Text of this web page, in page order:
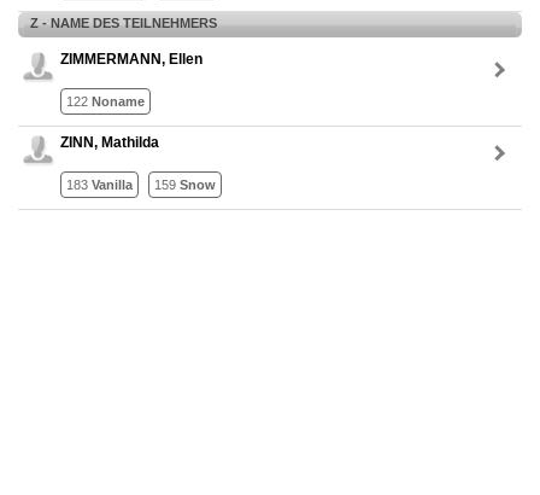
Z - NAME DES TEILNEHMERS
ZIMMERMANN, Ellen
122 Noname
ZINN, Mathilda
183 Vanilla 159 Snow